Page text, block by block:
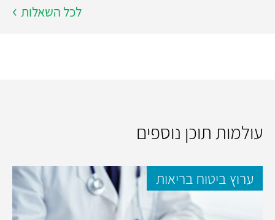
לכל השאלות
עולמות תוכן נוספים
ערוץ ביטוח בריאות